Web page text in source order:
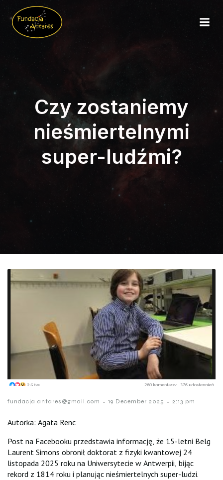
Czy zostaniemy
nieśmiertelnymi
super-ludźmi?
fundacja.antares@gmail.com - 19 December 2025 - 2:13 pm
Autorka: Agata Renc
Post na Facebooku przedstawia informację, że 15-letni Belg
Laurent Simons obronił doktorat z fizyki kwantowej 24
listopada 2025 roku na Uniwersytecie w Antwerpii, bijąc
rekord z 1814 roku i planując nieśmiertelnych super-ludzi.